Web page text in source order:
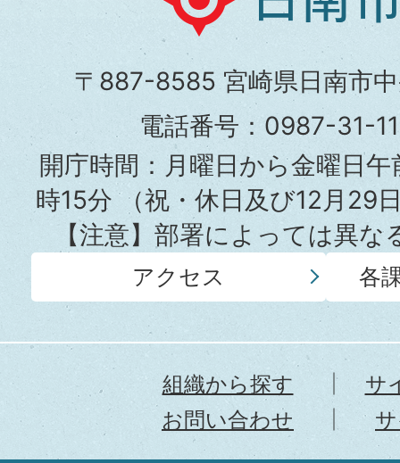
南
市
役
所
〒887-8585 宮崎県日南市
電話番号：0987-31-
開庁時間：月曜日から金曜日
時15分（祝・休日及び12月29
【注意】部署によっては異
アクセス 各
組織から探す
サ
お問い合わせ